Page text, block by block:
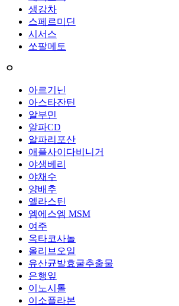
생강차
스페르미딘
시서스
쏘팔메토
ㅇ
아르기닌
아스타잔틴
알부민
알파CD
알파리포산
애플사이다비니거
야생베리
야채수
양배추
엘라스틴
엠에스엠 MSM
여주
옥타코사놀
올리브오일
유산균발효굴추출물
은행잎
이노시톨
이소플라본